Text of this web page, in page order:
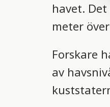
havet.
meter
Forskare
av